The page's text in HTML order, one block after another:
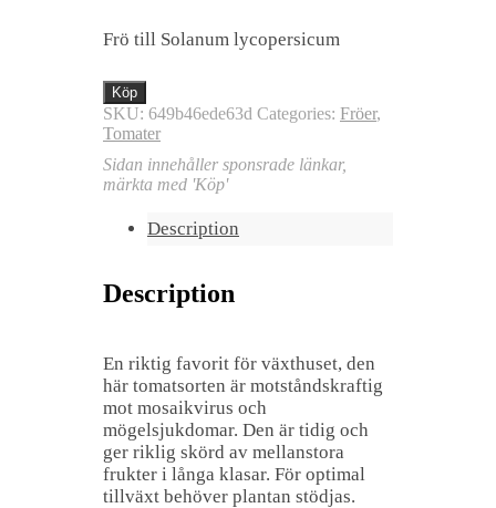
Frö till Solanum lycopersicum
Köp
SKU: 649b46ede63d Categories: Fröer,
Tomater
Sidan innehåller sponsrade länkar,
märkta med 'Köp'
Description
Description
En riktig favorit för växthuset, den
här tomatsorten är motståndskraftig
mot mosaikvirus och
mögelsjukdomar. Den är tidig och
ger riklig skörd av mellanstora
frukter i långa klasar. För optimal
tillväxt behöver plantan stödjas.